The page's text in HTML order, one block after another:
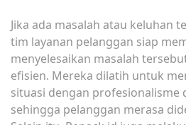
Jika ada masalah atau keluhan
tim layanan pelanggan siap
menyelesaikan masalah
efisien. Mereka dilatih untuk
situasi dengan profesionalisme
sehingga pelanggan merasa